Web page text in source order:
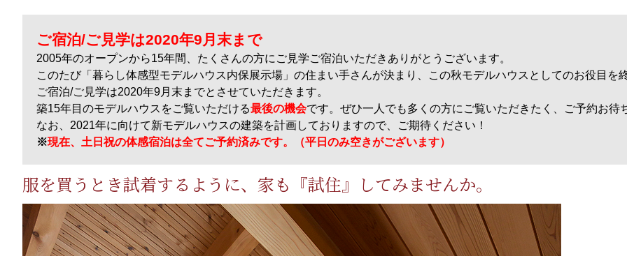
ご宿泊/ご見学は2020年9月末まで
2005年のオープンから15年間、たくさんの方にご見学ご宿泊いただきありがとうございます。
このたび「暮らし体感型モデルハウス内保展示場」の住まい手さんが決まり、この秋モデルハウスとしてのお役目を
ご宿泊/ご見学は2020年9月末までとさせていただきます。
築15年目のモデルハウスをご覧いただける最後の機会です。ぜひ一人でも多くの方にご覧いただきたく、ご予約お待
なお、2021年に向けて新モデルハウスの建築を計画しておりますので、ご期待ください！
※現在、土日祝の体感宿泊は全てご予約済みです。（平日のみ空きがございます）
服を買うとき試着するように、家も『試住』してみませんか。